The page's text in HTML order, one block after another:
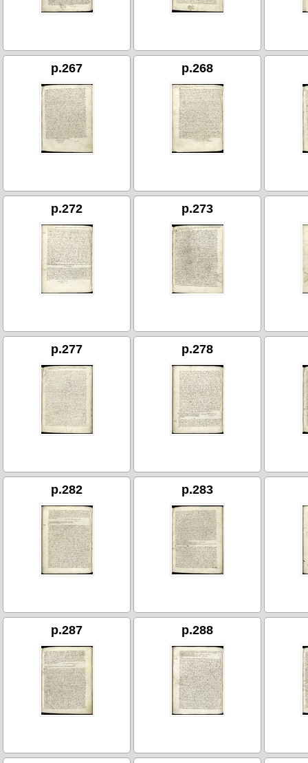
p.267 p.268
p.272 p.273
p.277 p.278
p.282 p.283
p.287 p.288